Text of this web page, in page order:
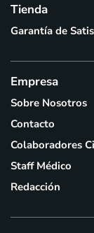
Tienda
Garantía de
Empresa
Sobre Nosotros
Contacto
Colaboradores
Staff Médico
Redacción